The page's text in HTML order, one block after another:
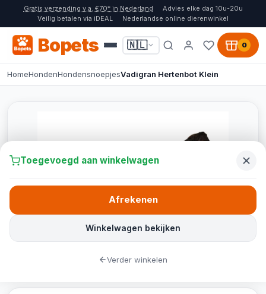
Gratis verzending v.a. €70* in Nederland
Advies elke dag 10u-20u
Veilig betalen via iDEAL
Nederlandse online dierenwinkel
Bopets 🇳🇱 0
HomeHondenHondensnoepjesVadigran Hertenbot Klein
Toegevoegd aan winkelwagen
Winkelwagen bekijken
Afrekenen
Verder winkelen